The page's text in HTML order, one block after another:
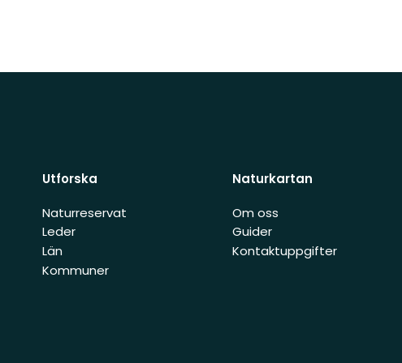
Utforska
Naturreservat
Leder
Län
Kommuner
Naturkartan
Om oss
Guider
Kontaktuppgifter